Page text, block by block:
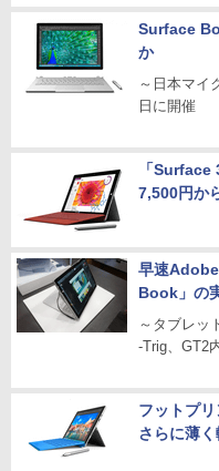
Surface
か
～日本マイ
日に開催
「
7,500円か
早速
Book」の
～タブレッ
-Trig、GT2
フットプリ
さらに薄